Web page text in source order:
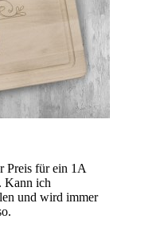
Preis für ein 1A
Kann ich
und wird immer